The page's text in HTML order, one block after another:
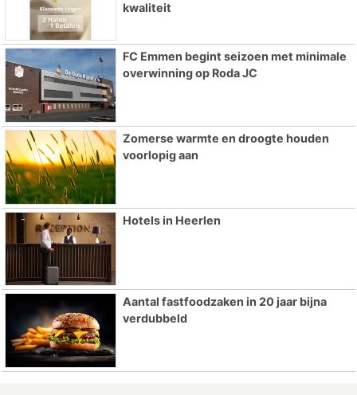
kwaliteit
FC Emmen begint seizoen met minimale
overwinning op Roda JC
Zomerse warmte en droogte houden
voorlopig aan
Hotels in Heerlen
Aantal fastfoodzaken in 20 jaar bijna
verdubbeld